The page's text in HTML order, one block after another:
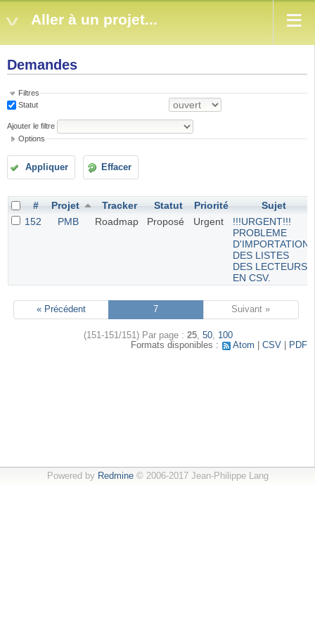
Aller à un projet...
Demandes
Filtres
Statut
Ajouter le filtre
Options
Appliquer Effacer
# Projet Tracker Statut Priorité
Sujet
152
PMB Roadmap Proposé Urgent
!!!URGENT!!!
PROBLEME
D'IMPORTATION
DES LISTES
DES LECTEURS
EN CSV.
« Précédent 7 Suivant »
(151-151/151) Par page : 25, 50, 100
Formats disponibles :
Atom CSV PDF
Powered by Redmine© 2006-2017 Jean-Philippe Lang